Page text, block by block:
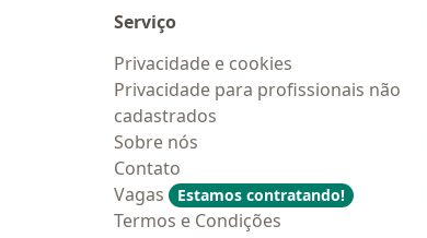
Serviço
Privacidade e cookies
Privacidade para profissionais não
cadastrados
Sobre nós
Contato
Vagas
Estamos contratando!
Termos e Condições